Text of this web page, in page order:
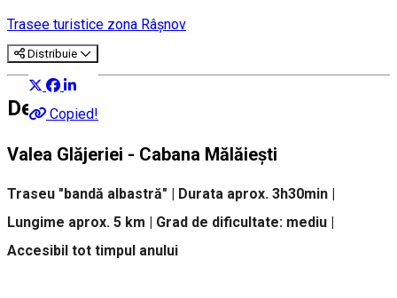
Trasee turistice zona Râşnov
Distribuie
Copied!
Despre
Valea Glăjeriei - Cabana Mălăieşti
Traseu "bandă albastră" | Durata aprox. 3h30min |
Lungime aprox. 5 km | Grad de dificultate: mediu |
Accesibil tot timpul anului